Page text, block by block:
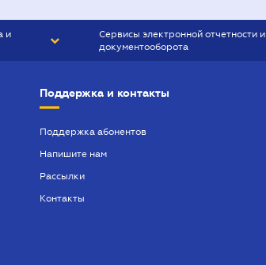
и
Сервисы электронной отчетности и
документооборота
Поддержка и контакты
Поддержка абонентов
Напишите нам
Рассылки
Контакты